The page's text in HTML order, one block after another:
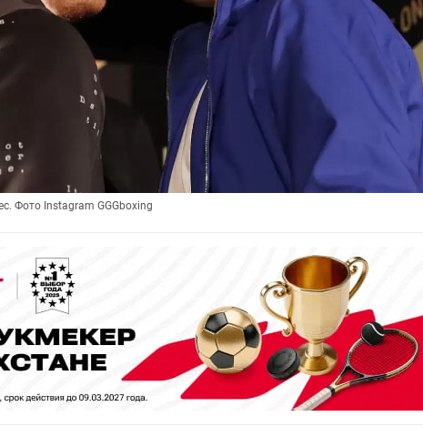
Фото Instagram GGGboxing